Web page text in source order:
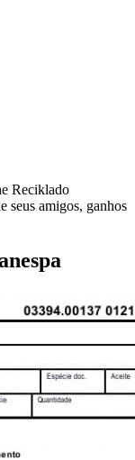
Reciklado
seus amigos, ganhos